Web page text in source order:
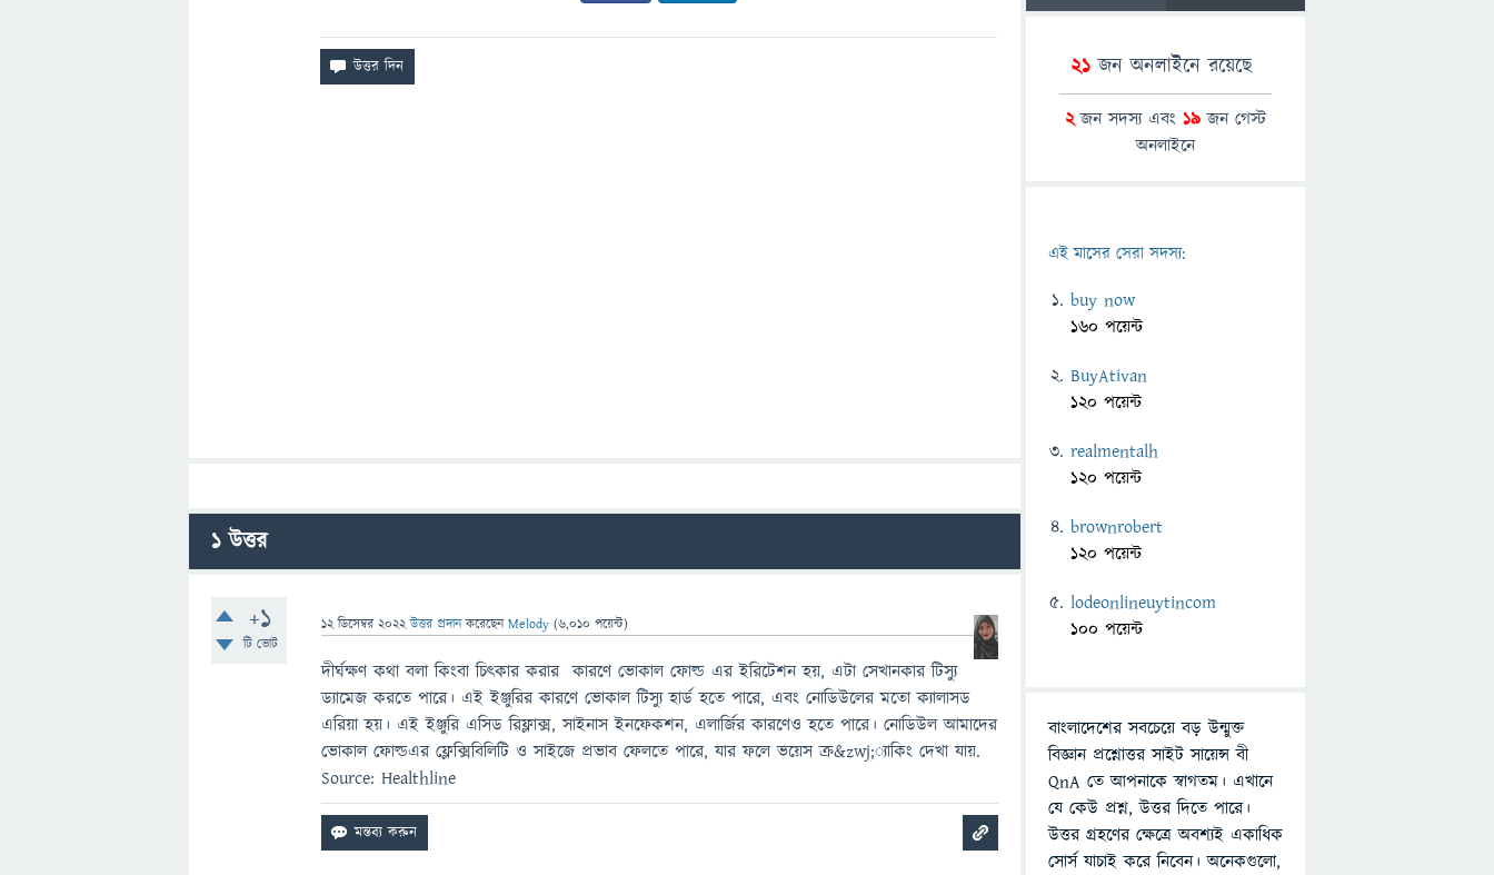
1উত্তর
+1
টি ভোট
12 ডিসেম্বর 2022 উত্তর প্রদান করেছেনMelody (6,010 পয়েন্ট)
দীর্ঘক্ষণ কথা বলা কিংবা চিৎকার করার কারণে ভোকাল ফোল্ড এর ইরিটেশন হয়, এটা সেখানকার টিস্যু
ড্যামেজ করতে পারে। এই ইঞ্জুরির কারণে ভোকাল টিস্যু হার্ড হতে পারে, এবং নোডিউলের মতো ক্যালাসড
এরিয়া হয়। এই ইঞ্জুরি এসিড রিফ্লাক্স, সাইনাস ইনফেকশন, এলার্জির কারণেও হতে পারে। নোডিউল আমাদের
ভোকাল ফোল্ডএর ফ্লেক্সিবিলিটি ও সাইজে প্রভাব ফেলতে পারে, যার ফলে ভয়েস ক্র&zwj;্যাকিং দেখা যায়.
Source: Healthline
21জন অনলাইনে রয়েছে
2জন সদস্য এবং 19 জন গেস্ট
অনলাইনে
এই মাসের সেরা সদস্য:
buy now
160 পয়েন্ট
BuyAtivan
120 পয়েন্ট
realmentalh
120 পয়েন্ট
brownrobert
120 পয়েন্ট
lodeonlineuytincom
100 পয়েন্ট
বাংলাদেশের সবচেয়ে বড় উন্মুক্ত
বিজ্ঞান প্রশ্নোত্তর সাইট সায়েন্স বী
QnA তে আপনাকে স্বাগতম। এখানে
যে কেউ প্রশ্ন, উত্তর দিতে পারে।
উত্তর গ্রহণের ক্ষেত্রে অবশ্যই একাধিক
সোর্স যাচাই করে নিবেন। অনেকগুলো,